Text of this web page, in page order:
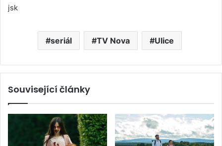
jsk
seriál TV Nova Ulice
Související články